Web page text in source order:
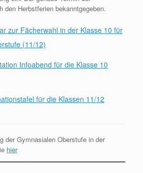
den Herbstferien bekanntgegeben.
zur Fächerwahl in der Klasse 10 für
(11/12)
Infoabend für die Klasse 10
für die Klassen 11/12
der Gymnasialen Oberstufe in der
hier